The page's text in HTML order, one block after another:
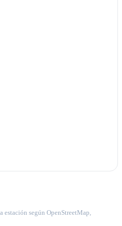
estación según OpenStreetMap,